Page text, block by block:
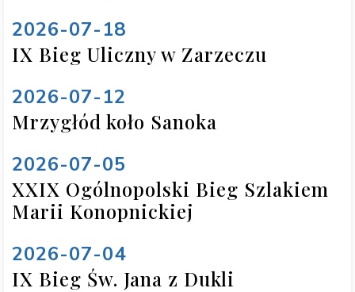
2026-07-18
IX Bieg Uliczny w Zarzeczu
2026-07-12
Mrzygłód koło Sanoka
2026-07-05
XXIX Ogólnopolski Bieg Szlakiem
Marii Konopnickiej
2026-07-04
IX Bieg Św. Jana z Dukli